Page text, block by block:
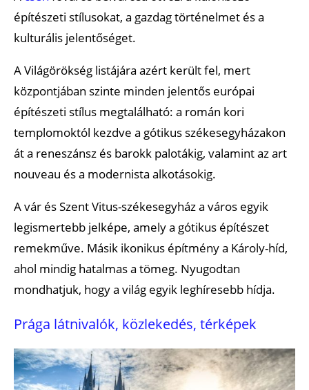
építészeti stílusokat, a gazdag történelmet és a
kulturális jelentőséget.
A Világörökség listájára azért került fel, mert
központjában szinte minden jelentős európai
építészeti stílus megtalálható: a román kori
templomoktól kezdve a gótikus székesegyházakon
át a reneszánsz és barokk palotákig, valamint az art
nouveau és a modernista alkotásokig.
A vár és Szent Vitus-székesegyház a város egyik
legismertebb jelképe, amely a gótikus építészet
remekműve. Másik ikonikus építmény a Károly-híd,
ahol mindig hatalmas a tömeg. Nyugodtan
mondhatjuk, hogy a világ egyik leghíresebb hídja.
Prága látnivalók, közlekedés, térképek